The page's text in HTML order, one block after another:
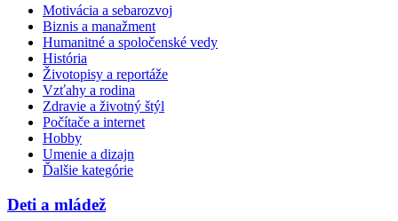
Motivácia a sebarozvoj
Biznis a manažment
Humanitné a spoločenské vedy
História
Životopisy a reportáže
Vzťahy a rodina
Zdravie a životný štýl
Počítače a internet
Hobby
Umenie a dizajn
Ďalšie kategórie
Deti a mládež